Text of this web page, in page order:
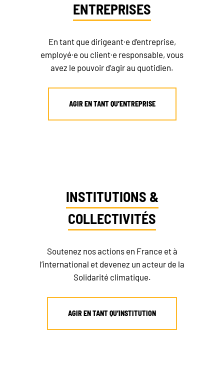
ENTREPRISES
En tant que dirigeant·e d’entreprise,
employé·e ou client·e responsable, vous
avez le pouvoir d’agir au quotidien.
AGIR EN TANT QU’ENTREPRISE
INSTITUTIONS &
COLLECTIVITÉS
Soutenez nos actions en France et à
l’international et devenez un acteur de la
Solidarité climatique.
AGIR EN TANT QU’INSTITUTION